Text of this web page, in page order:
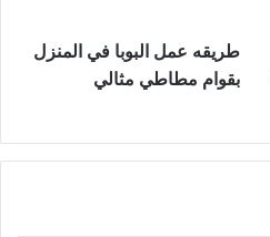
طريقه عمل البوبا في المنزل
بقوام مطاطي مثالي